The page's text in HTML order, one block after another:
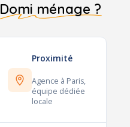
Domi ménage ?
Proximité
Agence à Paris,
équipe dédiée
locale